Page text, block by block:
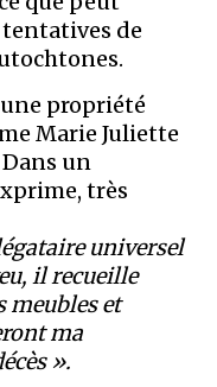
de
une propriété
Marie Juliette
Dans un
très
universel
il recueille
meubles et
ma
».